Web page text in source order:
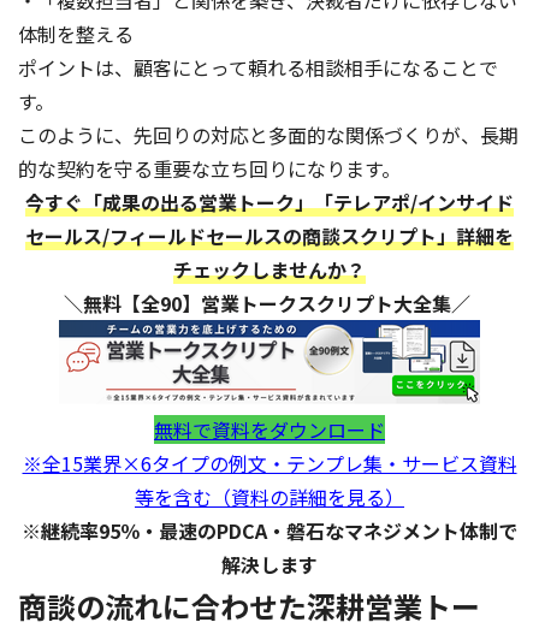
体制を整える
ポイントは、顧客にとって頼れる相談相手になることで
す。
このように、先回りの対応と多面的な関係づくりが、長期
的な契約を守る重要な立ち回りになります。
今すぐ「成果の出る営業トーク」「テレアポ/インサイド
セールス/フィールドセールスの商談スクリプト」詳細を
チェックしませんか？
＼無料【全90】営業トークスクリプト大全集／
無料で資料をダウンロード
※全15業界×6タイプの例文・テンプレ集・サービス資料
等を含む（資料の詳細を見る）
※継続率95％・最速のPDCA・磐石なマネジメント体制で
解決します
商談の流れに合わせた深耕営業トー